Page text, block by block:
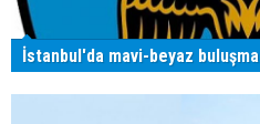
İstanbul'da mavi-beyaz buluşma